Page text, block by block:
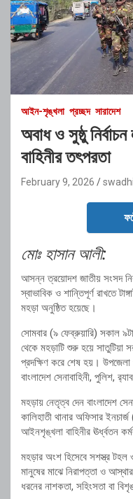
আইন-শৃঙ্খলা প্রচ্ছদ সারাদেশ
অবাধ ও সুষ্ঠু
বাহিনীর তৎপরতা
February 9, 2026
মোঃ হাসান আলী:
আসন্ন ত্রয়োদশ জাতীয় সংসদ
স্বাভাবিক ও শান্তিপূর্ণ রাখতে
মহড়া অনুষ্ঠিত হয়েছে।
সোমবার (৯ ফেব্রুয়ারি) সকাল
থেকে মহড়াটি শুরু হয়ে সাতুটিয়া
প্রদক্ষিণ করে শেষ হয়।
বাংলাদেশ সেনাবাহিনী, পুলিশ,
মহড়ায় নেতৃত্ব দেন বাংলাদেশ
কালিহাতী থানার অফিসার
আইনশৃঙ্খলা বাহিনীর ঊর্ধ্বতন
মহড়ার অংশ হিসেবে সশস্ত্র টহল
মানুষের মাঝে নিরাপত্তা ও
ধরনের নাশকতা, সহিংসতা বা